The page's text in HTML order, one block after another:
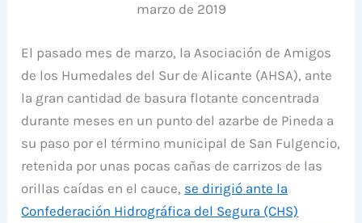
marzo de 2019
El pasado mes de marzo, la Asociación de Amigos
de los Humedales del Sur de Alicante (AHSA), ante
la gran cantidad de basura flotante concentrada
durante meses en un punto del azarbe de Pineda a
su paso por el término municipal de San Fulgencio,
retenida por unas pocas cañas de carrizos de las
orillas caídas en el cauce, se dirigió ante la
Confederación Hidrográfica del Segura (CHS)